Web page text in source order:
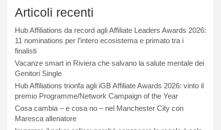
Articoli recenti
Hub Affiliations da record agli Affiliate Leaders Awards 2026:
11 nominations per l’intero ecosistema e primato tra i
finalisti
Vacanze smart in Riviera che salvano la salute mentale dei
Genitori Single
Hub Affiliations trionfa agli iGB Affiliate Awards 2026: vinto il
premio Programme/Network Campaign of the Year
Cosa cambia – e cosa no – nel Manchester City con
Maresca allenatore